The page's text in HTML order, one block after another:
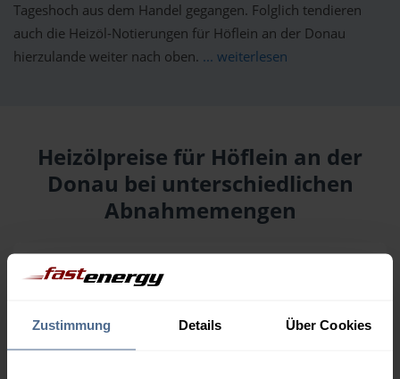
Zustimmung Details Über Cookies
Tageshoch aus dem Handel gegangen. Folglich tendieren
auch die Heizöl-Notierungen für Höflein an der Donau
hierzulande weiter nach oben. ... weiterlesen
Heizölpreise für Höflein an der
Donau bei unterschiedlichen
Abnahmemengen
1.000 Liter 0,00 €